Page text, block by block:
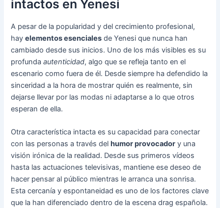
intactos en Yenesi
A pesar de la popularidad y del crecimiento profesional,
hayelementos esenciales de Yenesi que nunca han
cambiado desde sus inicios. Uno de los más visibles es su
profundaautenticidad, algo que se refleja tanto en el
escenario como fuera de él. Desde siempre ha defendido la
sinceridad a la hora de mostrar quién es realmente, sin
dejarse llevar por las modas ni adaptarse a lo que otros
esperan de ella.
Otra característica intacta es su capacidad para conectar
con las personas a través delhumor provocador y una
visión irónica de la realidad. Desde sus primeros vídeos
hasta las actuaciones televisivas, mantiene ese deseo de
hacer pensar al público mientras le arranca una sonrisa.
Esta cercanía y espontaneidad es uno de los factores clave
que la han diferenciado dentro de la escena drag española.